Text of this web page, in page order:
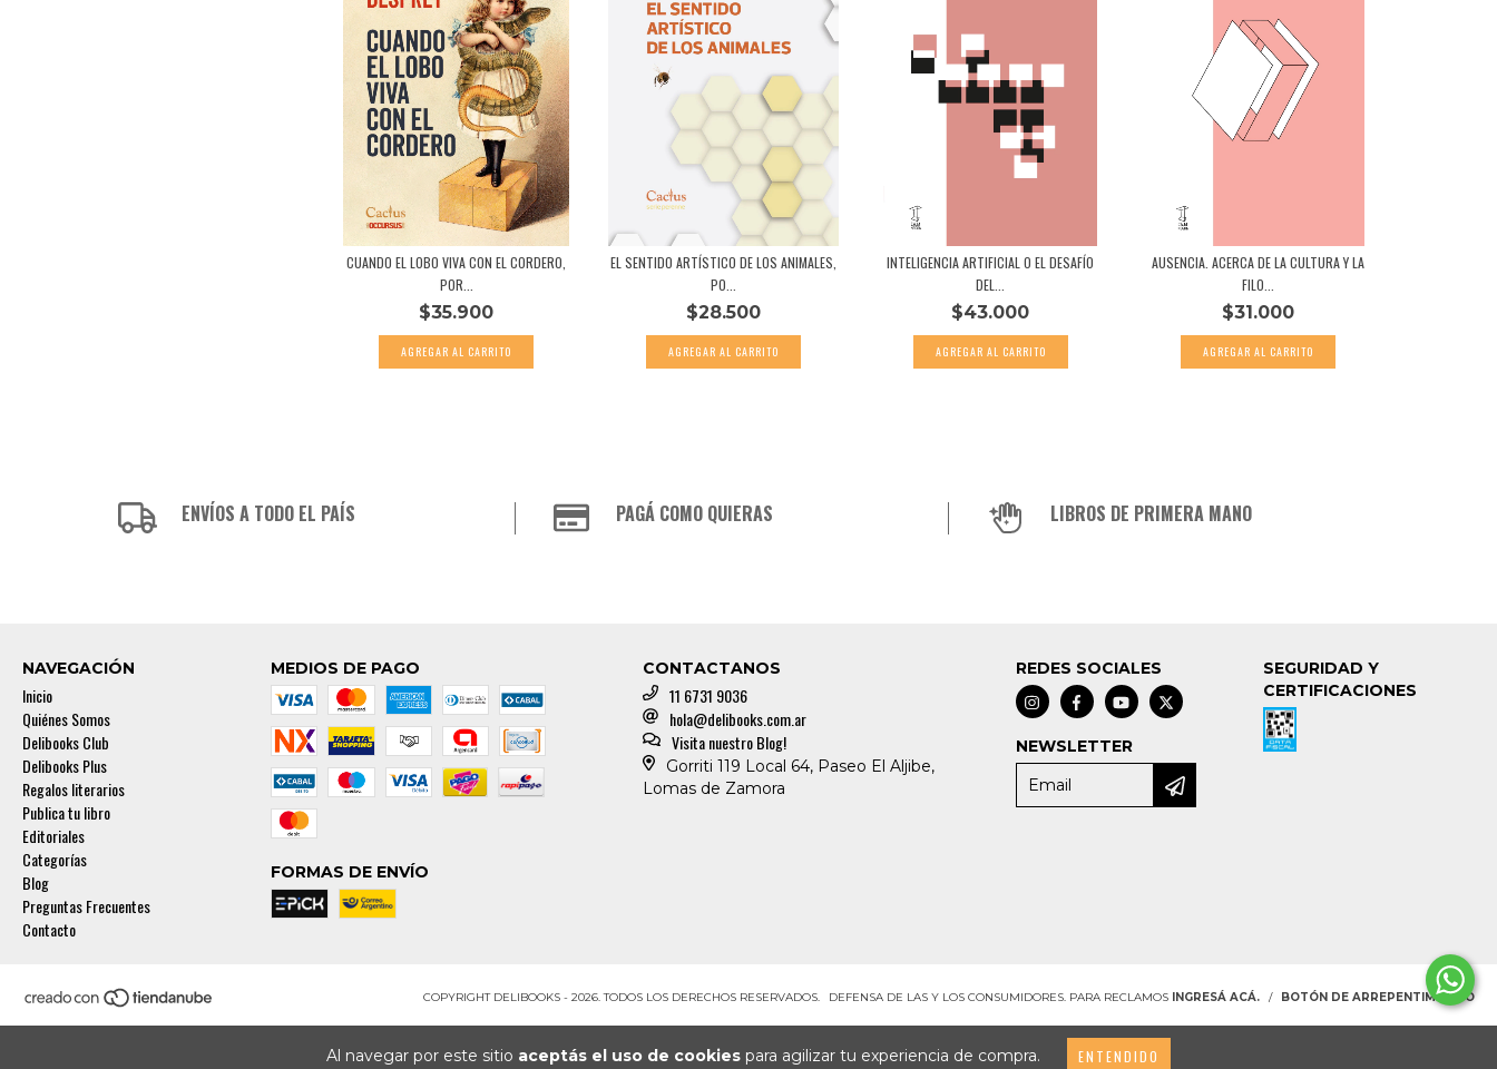
Al navegar por este sitio aceptás el uso de cookies para agilizar tu experiencia de compra. ENTENDIDO
CUANDO EL LOBO VIVA CON EL CORDERO,
POR...
$35.900
EL SENTIDO ARTÍSTICO DE LOS ANIMALES,
PO...
$28.500
INTELIGENCIA ARTIFICIAL O EL DESAFÍO
DEL...
$43.000
AUSENCIA. ACERCA DE LA CULTURA Y LA
FILO...
$31.000
ENVÍOS A TODO EL PAÍS PAGÁ COMO QUIERAS LIBROS DE PRIMERA MANO
NAVEGACIÓN
Inicio
Quiénes Somos
Delibooks Club
Delibooks Plus
Regalos literarios
Publica tu libro
Editoriales
Categorías
Blog
Preguntas Frecuentes
Contacto
MEDIOS DE PAGO
FORMAS DE ENVÍO
CONTACTANOS
11 6731 9036
hola@delibooks.com.ar
Visita nuestro Blog!
Gorriti 119 Local 64, Paseo El Aljibe,
Lomas de Zamora
REDES SOCIALES
NEWSLETTER
SEGURIDAD Y
CERTIFICACIONES
COPYRIGHT DELIBOOKS - 2026. TODOS LOS DERECHOS RESERVADOS. DEFENSA DE LAS Y LOS CONSUMIDORES. PARA RECLAMOS INGRESÁ ACÁ. / BOTÓN DE ARREPENTIMIENTO